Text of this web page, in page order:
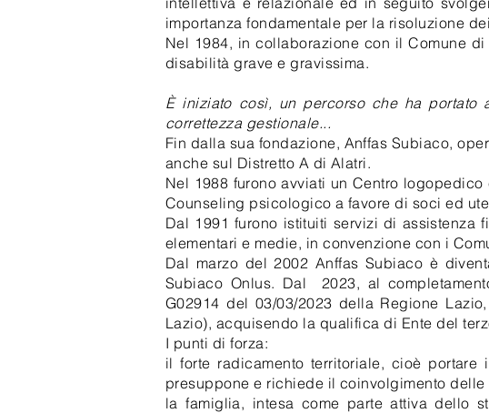
importanza fondamentale per la risoluzione
Nel 1984, in collaborazione con il Comune
disabilità grave e gravissima.
È iniziato così, un percorso che ha portato
correttezza gestionale...
Fin dalla sua fondazione, Anffas Subiaco,
anche sul Distretto A di Alatri.
Nel 1988 furono avviati un Centro
Counseling psicologico a favore di soci ed
Dal 1991 furono istituiti servizi di
elementari e medie, in convenzione con i
Dal marzo del 2002 Anffas Subiaco è
Subiaco Onlus. Dal 2023, al
G02914 del 03/03/2023 della Regione
Lazio), acquisendo la qualifica di Ente del
I punti di forza:
il forte radicamento territoriale, cioè
presuppone e richiede il coinvolgimento
la famiglia, intesa come parte attiva dello